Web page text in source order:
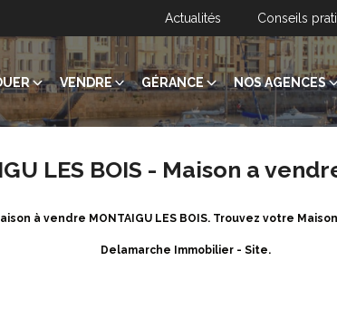
Actualités Conseils
VENDRE GÉRANCE NOS AGENCES
LES BOIS - Maison a
à vendre MONTAIGU LES BOIS. Trouvez votre
Delamarche Immobilier - Site.